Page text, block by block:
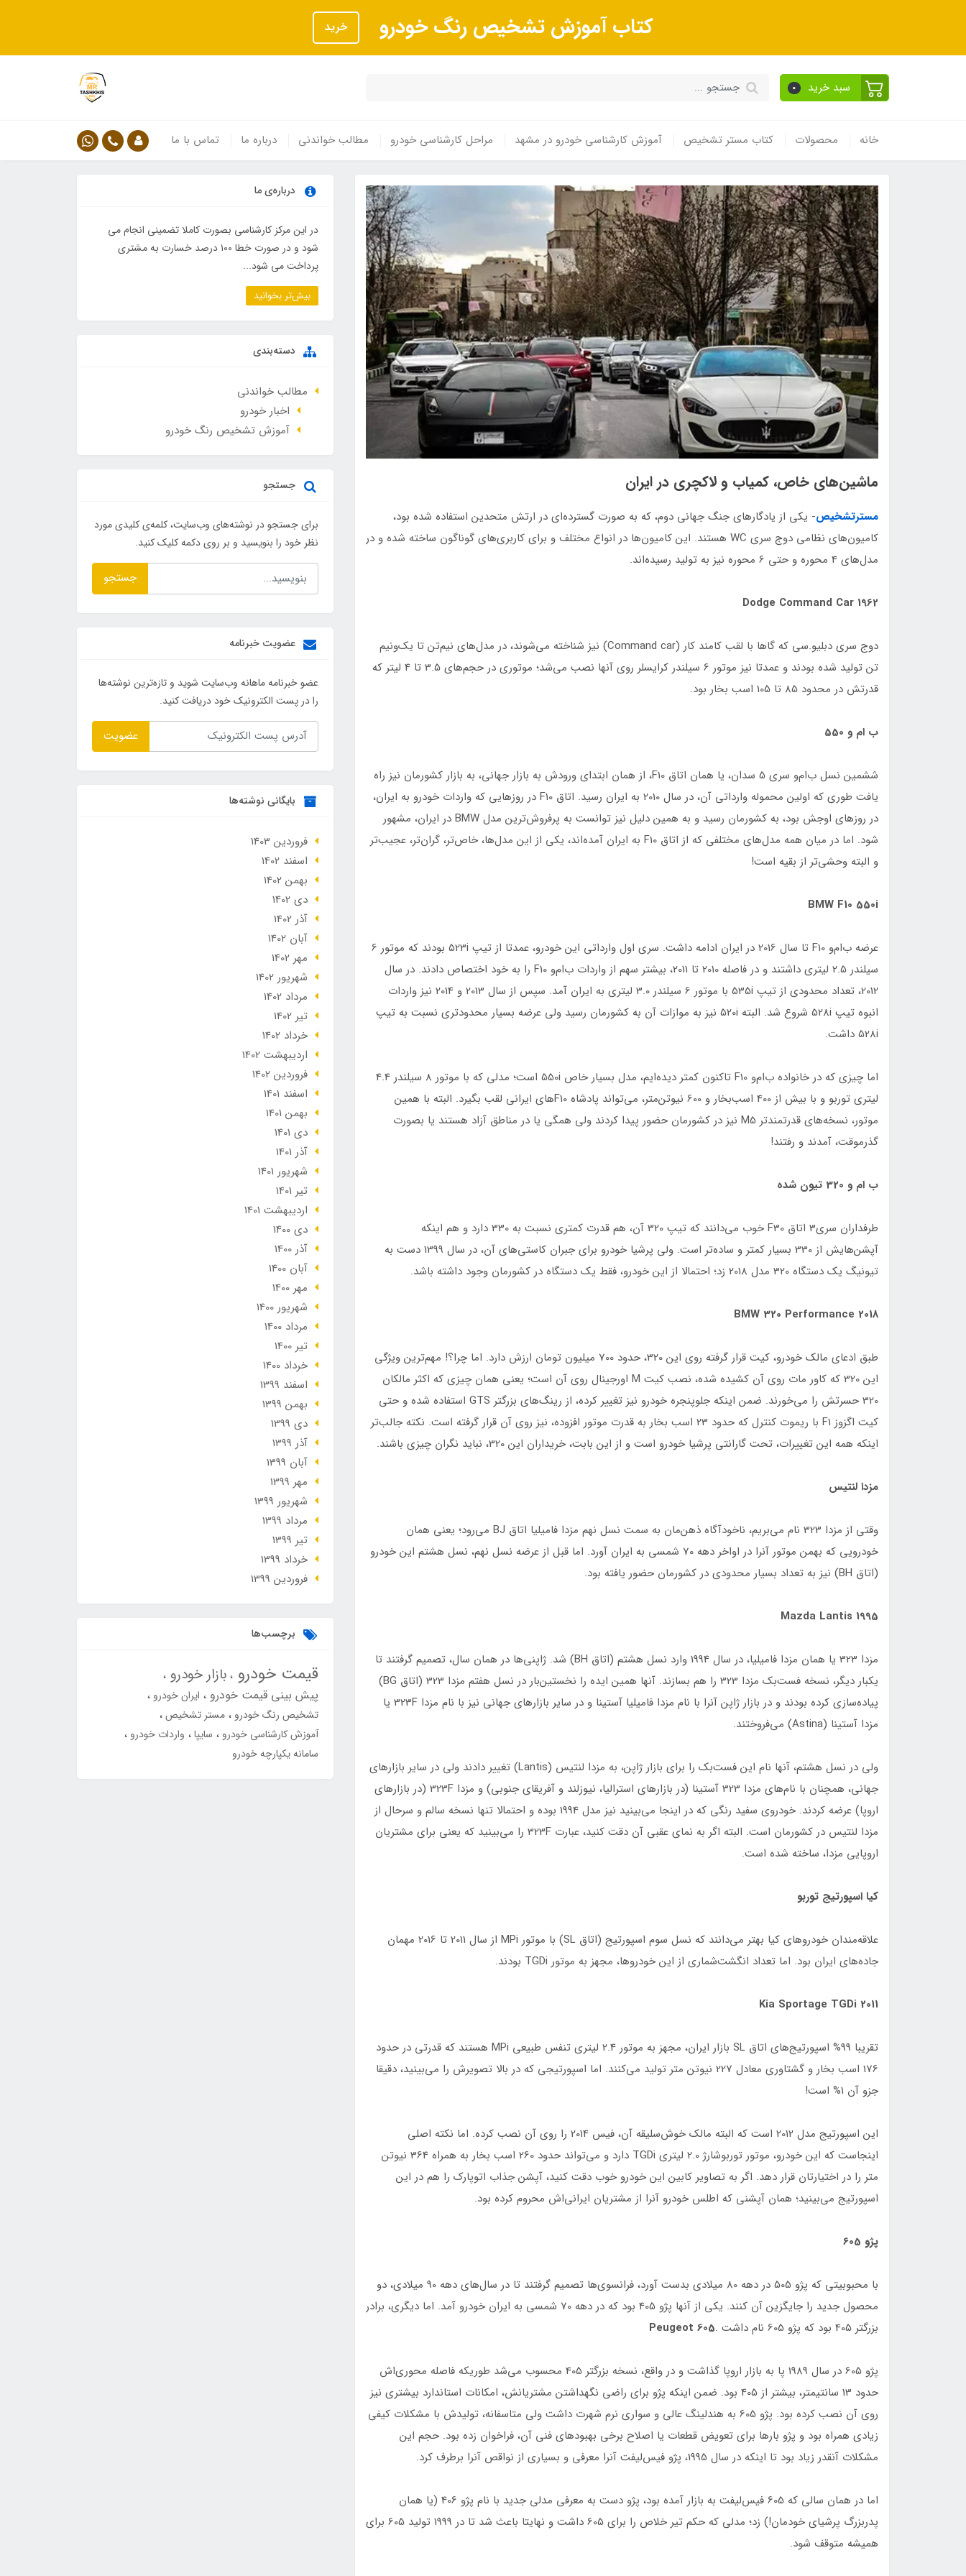
کتاب آموزش تشخیص رنگ خودرو خرید
سبد خرید 0
خانه محصولات کتاب مستر تشخیص آموزش کارشناسی خودرو در مشهد مراحل کارشناسی خودرو مطالب خواندنی درباره ما تماس با ما
ماشین‌های خاص‌، کمیاب و لاکچری در ایران
مسترتشخیص- یکی از یادگارهای جنگ جهانی دوم، که به صورت گسترده‌ای در ارتش متحدین استفاده شده بود،
کامیون‌های نظامی دوج سری WC هستند. این کامیون‌ها در انواع مختلف و برای کاربری‌های گوناگون ساخته شده و در
مدل‌های 4 محوره و حتی 6 محوره نیز به تولید رسیده‌اند.
1962 Dodge Command Car
دوج سری دبلیو.سی که گاها با لقب کامند کار (Command car) نیز شناخته می‌شوند، در مدل‌های نیم‌تن تا یک‌ونیم
تن تولید شده بودند و عمدتا نیز موتور 6 سیلندر کرایسلر روی آنها نصب می‌شد؛ موتوری در حجم‌های 3.5 تا 4 لیتر که
قدرتش در محدود 85 تا 105 اسب بخار بود.
ب ام و 550
ششمین نسل ب‌ام‌و سری 5 سدان، یا همان اتاق F10، از همان ابتدای ورودش به بازار جهانی، به بازار کشورمان نیز راه
یافت طوری که اولین محموله وارداتی آن، در سال 2010 به ایران رسید. اتاق F10 در روزهایی که واردات خودرو به ایران،
در روزهای اوجش بود، به کشورمان رسید و به همین دلیل نیز توانست به پرفروش‌ترین مدل BMW در ایران، مشهور
شود. اما در میان همه مدل‌های مختلفی که از اتاق F10 به ایران آمده‌اند، یکی از این مدل‌ها، خاص‌تر، گران‌تر، عجیب‌تر
و البته وحشی‌تر از بقیه است!
BMW F10 550i
عرضه ب‌ام‌و F10 تا سال 2016 در ایران ادامه داشت. سری اول وارداتی این خودرو، عمدتا از تیپ 523i بودند که موتور 6
سیلندر 2.5 لیتری داشتند و در فاصله 2010 تا 2011، بیشتر سهم از واردات ب‌ام‌و F10 را به خود اختصاص دادند. در سال
2012، تعداد محدودی از تیپ 535i با موتور 6 سیلندر 3.0 لیتری به ایران آمد. سپس از سال 2013 و 2014 نیز واردات
انبوه تیپ 528i شروع شد. البته 520i نیز به موازات آن به کشورمان رسید ولی عرضه بسیار محدودتری نسبت به تیپ
528i داشت.
اما چیزی که در خانواده ب‌ام‌و F10 تاکنون کمتر دیده‌ایم، مدل‌ بسیار خاص 550i است؛ مدلی که با موتور 8 سیلندر 4.4
لیتری توربو و با بیش از 400 اسب‌بخار و 600 نیوتن‌متر، می‌تواند پادشاه F10های ایرانی لقب بگیرد. البته با همین
موتور، نسخه‌های قدرتمندتر M5 نیز در کشورمان حضور پیدا کردند ولی همگی یا در مناطق آزاد هستند یا بصورت
گذرموقت، آمدند و رفتند!
ب ام و 320 تیون شده
طرفداران سری3 اتاق F30 خوب می‌دانند که تیپ 320 آن، هم قدرت کمتری نسبت به 330 دارد و هم اینکه
آپشن‌هایش از 330 بسیار کمتر و ساده‌تر است. ولی پرشیا خودرو برای جبران کاستی‌های آن، در سال 1399 دست به
تیونیگ یک دستگاه 320 مدل 2018 زد؛ احتمالا از این خودرو، فقط یک دستگاه در کشورمان وجود داشته باشد.
BMW 320 Performance 2018
طبق ادعای مالک خودرو، کیت قرار گرفته روی این 320، حدود 700 میلیون تومان ارزش دارد. اما چرا؟! مهم‌ترین ویژگی
این 320 که کاور مات روی آن کشیده شده، نصب کیت M اورجینال روی آن است؛ یعنی همان چیزی که اکثر مالکان
320 حسرتش را می‌خورند. ضمن اینکه جلوپنجره خودرو نیز تغییر کرده، از رینگ‌های بزرگتر GTS استفاده شده و حتی
کیت اگزوز F1 با ریموت کنترل که حدود 23 اسب بخار به قدرت موتور افزوده، نیز روی آن قرار گرفته است. نکته جالب‌تر
اینکه همه این تغییرات، تحت گارانتی پرشیا خودرو است و از این بابت، خریداران این 320، نباید نگران چیزی باشند.
مزدا لنتیس
وقتی از مزدا 323 نام می‌بریم، ناخودآگاه ذهن‌مان به سمت نسل نهم مزدا فامیلیا اتاق BJ می‌رود؛ یعنی همان
خودرویی که بهمن موتور آنرا در اواخر دهه 70 شمسی به ایران آورد. اما قبل از عرضه نسل نهم، نسل هشتم این خودرو
(اتاق BH) نیز به تعداد بسیار محدودی در کشورمان حضور یافته بود.
Mazda Lantis 1995
مزدا 323 یا همان مزدا فامیلیا، در سال 1994 وارد نسل هشتم (اتاق BH) شد. ژاپنی‌ها در همان سال، تصمیم گرفتند تا
یکبار دیگر، نسخه فست‌بک مزدا 323 را هم بسازند. آنها همین ایده را نخستین‌بار در نسل هفتم مزدا 323 (اتاق BG)
پیاده‌سازی کرده بودند و در بازار ژاپن آنرا با نام مزدا فامیلیا آستینا و در سایر بازارهای جهانی نیز با نام مزدا 323F یا
مزدا آستینا (Astina) می‌فروختند.
ولی در نسل هشتم، آنها نام این فست‌بک را برای بازار ژاپن، به مزدا لنتیس (Lantis) تغییر دادند ولی در سایر بازارهای
جهانی، همچنان با نام‌های مزدا 323 آستینا (در بازارهای استرالیا، نیوزلند و آفریقای جنوبی) و مزدا 323F (در بازارهای
اروپا) عرضه کردند. خودروی سفید رنگی که در اینجا می‌بینید نیز مدل 1994 بوده و احتمالا تنها نسخه سالم و سرحال از
مزدا لنتیس در کشورمان است. البته اگر به نمای عقبی آن دقت کنید، عبارت 323F را می‌بینید که یعنی برای مشتریان
اروپایی مزدا، ساخته شده است.
کیا اسپورتیج توربو
علاقه‌مندان خودروهای کیا بهتر می‌دانند که نسل سوم اسپورتیج (اتاق SL) با موتور MPi از سال 2011 تا 2016 مهمان
جاده‌های ایران بود. اما تعداد انگشت‌شماری از این خودروها، مجهز به موتور TGDi بودند.
Kia Sportage TGDi 2011
تقریبا 99% اسپورتیج‌های اتاق SL بازار ایران، مجهز به موتور 2.4 لیتری تنفس طبیعی MPi هستند که قدرتی در حدود
176 اسب بخار و گشتاوری معادل 227 نیوتن متر تولید می‌کنند. اما اسپورتیجی که در بالا تصویرش را می‌بینید، دقیقا
جزو آن 1% است!
این اسپورتیج مدل 2012 است که البته مالک خوش‌سلیقه آن، فیس 2014 را روی آن نصب کرده. اما نکته اصلی
اینجاست که این خودرو، موتور توربوشارژ 2.0 لیتری TGDi دارد و می‌تواند حدود 260 اسب بخار به همراه 364 نیوتن
متر را در اختیارتان قرار دهد. اگر به تصاویر کابین این خودرو خوب دقت کنید، آپشن جذاب اتوپارک را هم در این
اسپورتیج می‌بینید؛ همان آپشنی که اطلس خودرو آنرا از مشتریان ایرانی‌اش محروم کرده بود.
پژو 605
با محبوبیتی که پژو 505 در دهه 80 میلادی بدست آورد، فرانسوی‌ها تصمیم گرفتند تا در سال‌های دهه 90 میلادی، دو
محصول جدید را جایگزین آن کنند. یکی از آنها پژو 405 بود که در دهه 70 شمسی به ایران خودرو آمد. اما دیگری، برادر
بزرگتر 405 بود که پژو 605 نام داشت .
Peugeot 605
پژو 605 در سال 1989 پا به بازار اروپا گذاشت و در واقع، نسخه بزرگتر 405 محسوب می‌شد طوریکه فاصله محوری‌اش
حدود 13 سانتیمتر، بیشتر از 405 بود. ضمن اینکه پژو برای راضی نگهداشتن مشتریانش، امکانات استاندارد بیشتری نیز
روی آن نصب کرده بود. پژو 605 به هندلینگ عالی و سواری نرم شهرت داشت ولی متاسفانه، تولیدش با مشکلات کیفی
زیادی همراه بود و پژو بارها برای تعویض قطعات یا اصلاح برخی بهبودهای فنی آن، فراخوان زده بود. حجم این
مشکلات آنقدر زیاد بود تا اینکه در سال 1995، پژو فیس‌لیفت آنرا معرفی و بسیاری از نواقص آنرا برطرف کرد.
اما در همان سالی که 605 فیس‌لیفت به بازار آمده بود، پژو دست به معرفی مدلی جدید با نام پژو 406 (یا همان
پدربزرگ پرشیای خودمان!) زد؛ مدلی که حکم تیر خلاص را برای 605 داشت و نهایتا باعث شد تا در 1999 تولید 605 برای
همیشه متوقف شود.
درباره‌ی ما
در این مرکز کارشناسی بصورت کاملا تضمینی انجام می
شود و در صورت خطا ۱۰۰ درصد خسارت به مشتری
پرداخت می شود...
بیش‌تر بخوانید
دسته‌بندی
مطالب خواندنی
اخبار خودرو
آموزش تشخیص رنگ خودرو
جستجو
برای جستجو در نوشته‌های وب‌سایت، کلمه‌ی کلیدی مورد
نظر خود را بنویسید و بر روی دکمه کلیک کنید.
جستجو
عضویت خبرنامه
عضو خبرنامه ماهانه وب‌سایت شوید و تازه‌ترین نوشته‌ها
را در پست الکترونیک خود دریافت کنید.
عضویت
بایگانی نوشته‌ها
فروردین 1403
اسفند 1402
بهمن 1402
دی 1402
آذر 1402
آبان 1402
مهر 1402
شهریور 1402
مرداد 1402
تير 1402
خرداد 1402
ارديبهشت 1402
فروردین 1402
اسفند 1401
بهمن 1401
دی 1401
آذر 1401
شهریور 1401
تير 1401
ارديبهشت 1401
دی 1400
آذر 1400
آبان 1400
مهر 1400
شهریور 1400
مرداد 1400
تير 1400
خرداد 1400
اسفند 1399
بهمن 1399
دی 1399
آذر 1399
آبان 1399
مهر 1399
شهریور 1399
مرداد 1399
تير 1399
خرداد 1399
فروردین 1399
برچسب‌ها
قیمت خودرو بازار خودرو
پیش بینی قیمت خودرو ایران خودرو
تشخیص رنگ خودرو مستر تشخیص
آموزش کارشناسی خودرو سایپا واردات خودرو
سامانه یکپارچه خودرو